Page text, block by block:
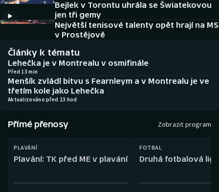
Americký fotbal
Baseball a softbal
Basketbal
Biatlon
Boby a skeleton
Box
Curling
NEPŘEHLÉDNĚTE
Historické návraty
Aplikace ČT sport
Bejlek v Torontu uhrála se Šwiatekovou
jen tři gemy
Největší tenisové talenty opět hrají na MS
v Prostějově
Články k tématu
Lehečka je v Montrealu v osmifinále
Před 13 min
Menšík zvládl bitvu s Fearnleym a v Montrealu je ve
třetím kole jako Lehečka
Aktualizováno před 23 hod
Přímé přenosy Zobrazit program
PLAVÁNÍ
Plavání: TK před ME v plavání
FOTBAL
Druhá fotbalová